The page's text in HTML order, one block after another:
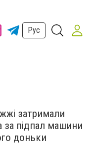
Рус
затримали
за підпал машини
доньки